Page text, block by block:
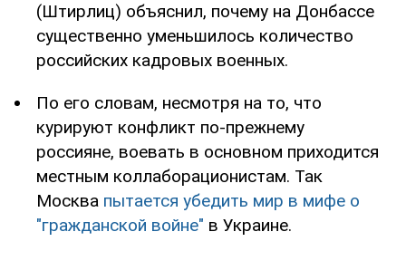
(Штирлиц) объяснил, почему на Донбассе
существенно уменьшилось количество
российских кадровых военных.
По его словам, несмотря на то, что
курируют конфликт по-прежнему
россияне, воевать в основном приходится
местным коллаборационистам. Так
Москва пытается убедить мир в мифе о
"гражданской войне" в Украине.